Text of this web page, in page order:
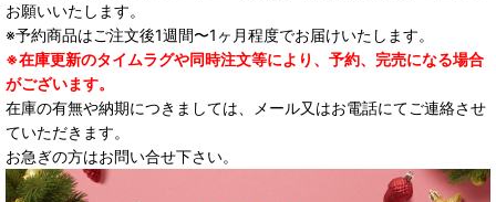
お願いいたします。
※予約商品はご注文後1週間〜1ヶ月程度でお届けいたします。
※在庫更新のタイムラグや同時注文等により、予約、完売になる場合
がございます。
在庫の有無や納期につきましては、メール又はお電話にてご連絡させ
ていただきます。
お急ぎの方はお問い合せ下さい。